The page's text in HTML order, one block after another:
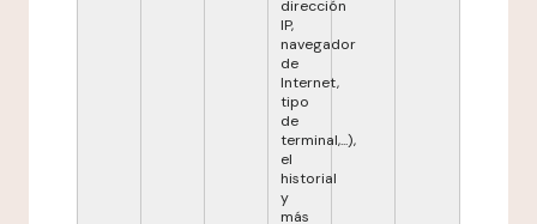
dirección
IP,
navegador
de
Internet,
tipo
de
terminal,...),
el
historial
y
más